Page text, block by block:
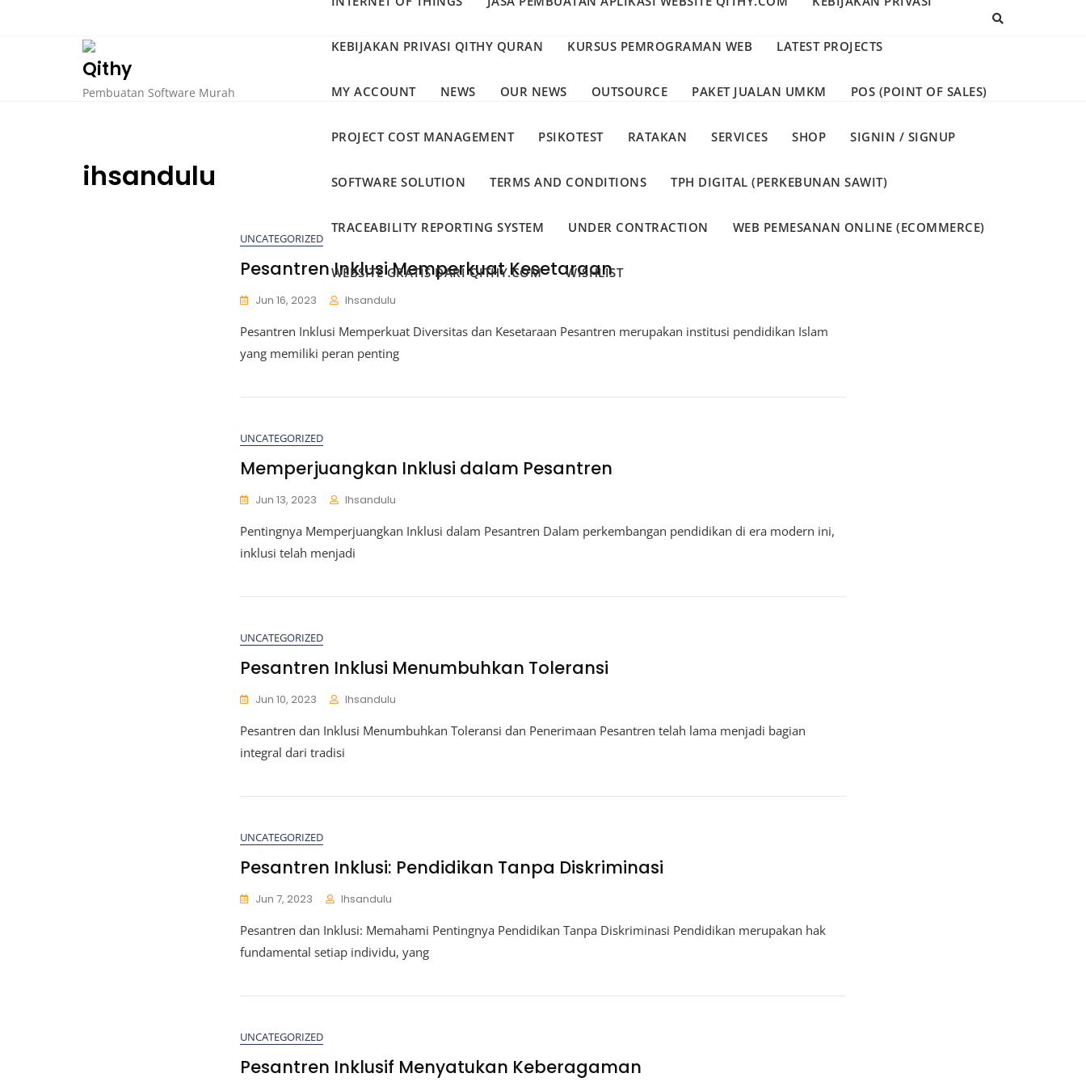
Qithy
Pembuatan Software Murah
KEBIJAKAN PRIVASI QITHY QURAN KURSUS PEMROGRAMAN WEB LATEST PROJECTS
MY ACCOUNT NEWS OUR NEWS OUTSOURCE PAKET JUALAN UMKM POS (POINT OF SALES)
PROJECT COST MANAGEMENT PSIKOTEST RATAKAN SERVICES SHOP SIGNIN / SIGNUP
SOFTWARE SOLUTION TERMS AND CONDITIONS TPH DIGITAL (PERKEBUNAN SAWIT)
TRACEABILITY REPORTING SYSTEM UNDER CONTRACTION WEB PEMESANAN ONLINE (ECOMMERCE)
WEBSITE GRATIS DARI QITHY.COM WISHLIST
ihsandulu
UNCATEGORIZED
Pesantren Inklusi Memperkuat Kesetaraan
Jun 16, 2023 Ihsandulu
Pesantren Inklusi Memperkuat Diversitas dan Kesetaraan Pesantren merupakan institusi pendidikan Islam
yang memiliki peran penting
UNCATEGORIZED
Memperjuangkan Inklusi dalam Pesantren
Jun 13, 2023 Ihsandulu
Pentingnya Memperjuangkan Inklusi dalam Pesantren Dalam perkembangan pendidikan di era modern ini,
inklusi telah menjadi
UNCATEGORIZED
Pesantren Inklusi Menumbuhkan Toleransi
Jun 10, 2023 Ihsandulu
Pesantren dan Inklusi Menumbuhkan Toleransi dan Penerimaan Pesantren telah lama menjadi bagian
integral dari tradisi
UNCATEGORIZED
Pesantren Inklusi: Pendidikan Tanpa Diskriminasi
Jun 7, 2023 Ihsandulu
Pesantren dan Inklusi: Memahami Pentingnya Pendidikan Tanpa Diskriminasi Pendidikan merupakan hak
fundamental setiap individu, yang
UNCATEGORIZED
Pesantren Inklusif Menyatukan Keberagaman